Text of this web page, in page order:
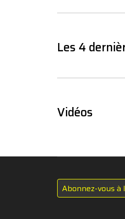
Les 4
Vidéos
Abonnez-vous